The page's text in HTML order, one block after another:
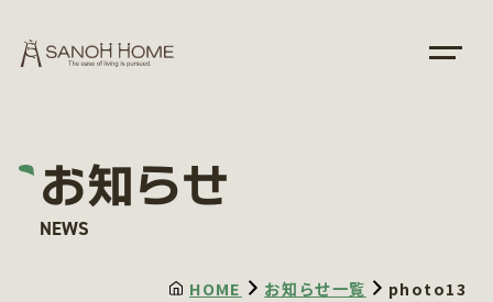
お知らせ
NEWS
HOME お知らせ一覧 photo13